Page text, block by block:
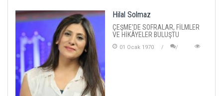
Hilal Solmaz
ÇEŞME'DE SOFRALAR, FİLMLER
VE HİKÂYELER BULUŞTU
01 Ocak 1970